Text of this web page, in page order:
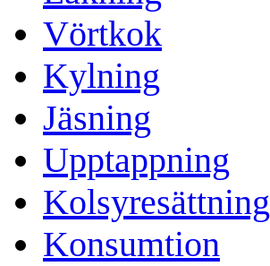
Vörtkok
Kylning
Jäsning
Upptappning
Kolsyresättning
Konsumtion